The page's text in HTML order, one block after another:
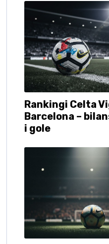
Rankingi Celta
Barcelona –
i gole